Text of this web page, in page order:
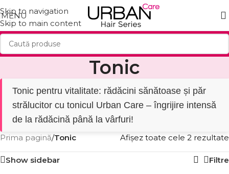
Skip to navigation
Skip to main content
MENU
Tonic
Tonic pentru vitalitate: rădăcini sănătoase și păr
strălucitor cu tonicul Urban Care – îngrijire intensă
de la rădăcină până la vârfuri!
Prima pagină/Tonic Afișez toate cele 2 rezultate
Show sidebar Filtre